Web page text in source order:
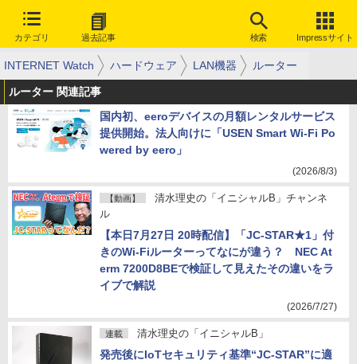
カテゴリ 過去記事 検索 Impressサイト
INTERNET Watch ハードウェア LAN機器 ルーター
ルーター 関連記事
国内初、eeroデバイスの月額レンタルサービス
提供開始。法人向けに「USEN Smart Wi-Fi Po
wered by eero」
(2026/8/3)
【動画】
清水理史の「イニシャルB」チャンネ
ル
【本日7月27日 20時配信】「JC-STAR★1」付
きのWi-Fiルーターってなにが違う？ NEC At
erm 7200D8BEで検証して見えたその違いをラ
イブで解説
(2026/7/27)
連載 清水理史の「イニシャルB」
発売後にIoTセキュリティ基準“JC-STAR”に適